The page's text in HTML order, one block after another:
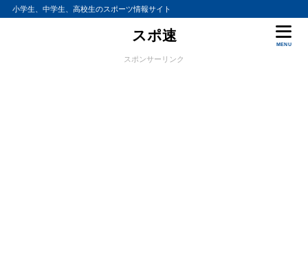
小学生、中学生、高校生のスポーツ情報サイト
スポ速
MENU
スポンサーリンク